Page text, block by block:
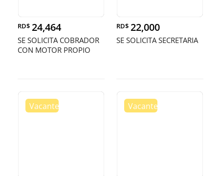
RD$ 24,464
SE SOLICITA COBRADOR
CON MOTOR PROPIO
RD$ 22,000
SE SOLICITA SECRETARIA